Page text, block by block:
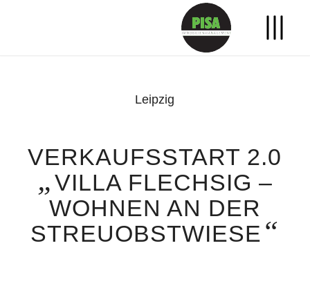
Leipzig
VERKAUFSSTART 2.0
„VILLA FLECHSIG –
WOHNEN AN DER
STREUOBSTWIESE “